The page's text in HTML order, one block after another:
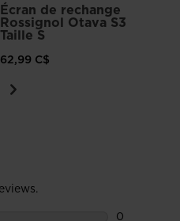
Écran de rechange
Rossignol Otava S3
Taille S
62,99 C$